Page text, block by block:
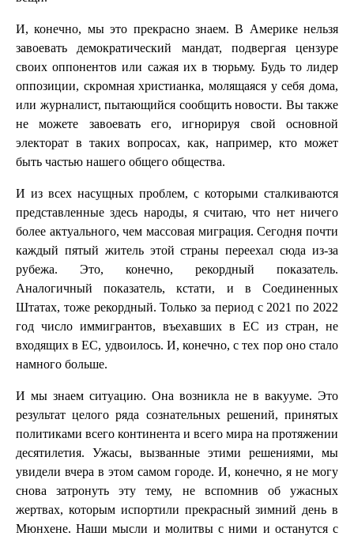
И, конечно, мы это прекрасно знаем. В Америке нельзя
завоевать демократический мандат, подвергая цензуре
своих оппонентов или сажая их в тюрьму. Будь то лидер
оппозиции, скромная христианка, молящаяся у себя дома,
или журналист, пытающийся сообщить новости. Вы также
не можете завоевать его, игнорируя свой основной
электорат в таких вопросах, как, например, кто может
быть частью нашего общего общества.
И из всех насущных проблем, с которыми сталкиваются
представленные здесь народы, я считаю, что нет ничего
более актуального, чем массовая миграция. Сегодня почти
каждый пятый житель этой страны переехал сюда из-за
рубежа. Это, конечно, рекордный показатель.
Аналогичный показатель, кстати, и в Соединенных
Штатах, тоже рекордный. Только за период с 2021 по 2022
год число иммигрантов, въехавших в ЕС из стран, не
входящих в ЕС, удвоилось. И, конечно, с тех пор оно стало
намного больше.
И мы знаем ситуацию. Она возникла не в вакууме. Это
результат целого ряда сознательных решений, принятых
политиками всего континента и всего мира на протяжении
десятилетия. Ужасы, вызванные этими решениями, мы
увидели вчера в этом самом городе. И, конечно, я не могу
снова затронуть эту тему, не вспомнив об ужасных
жертвах, которым испортили прекрасный зимний день в
Мюнхене. Наши мысли и молитвы с ними и останутся с